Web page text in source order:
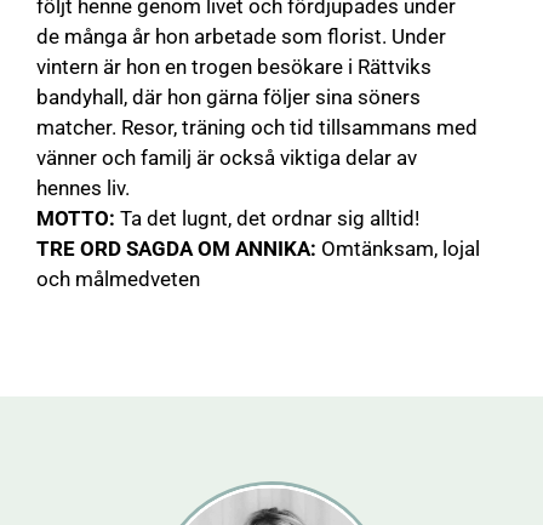
följt henne genom livet och fördjupades under
de många år hon arbetade som florist. Under
vintern är hon en trogen besökare i Rättviks
bandyhall, där hon gärna följer sina söners
matcher. Resor, träning och tid tillsammans med
vänner och familj är också viktiga delar av
hennes liv.
MOTTO: Ta det lugnt, det ordnar sig alltid!
TRE ORD SAGDA OM ANNIKA: Omtänksam, lojal
och målmedveten